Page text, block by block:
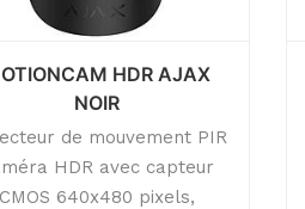
HDR AJAX
NOIR
de mouvement PIR
HDR avec capteur
CMOS 640x480 pixels,